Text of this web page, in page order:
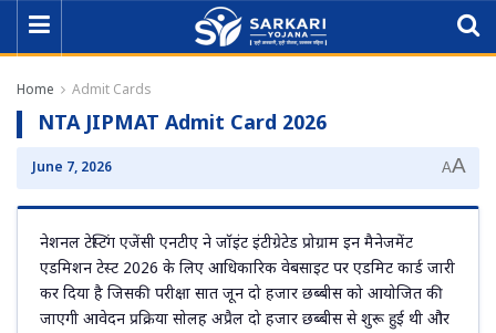
Home Admit Cards
NTA JIPMAT Admit Card 2026
June 7, 2026 AA
नेशनल टेस्टिंग एजेंसी एनटीए ने जॉइंट इंटीग्रेटेड प्रोग्राम इन मैनेजमेंट
एडमिशन टेस्ट 2026 के लिए आधिकारिक वेबसाइट पर एडमिट कार्ड जारी
कर दिया है जिसकी परीक्षा सात जून दो हजार छब्बीस को आयोजित की
जाएगी आवेदन प्रक्रिया सोलह अप्रैल दो हजार छब्बीस से शुरू हुई थी और